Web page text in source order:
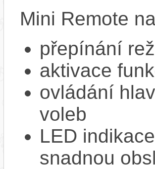
Mini Remote
přepínání
aktivace
ovládání
voleb
LED
snadnou